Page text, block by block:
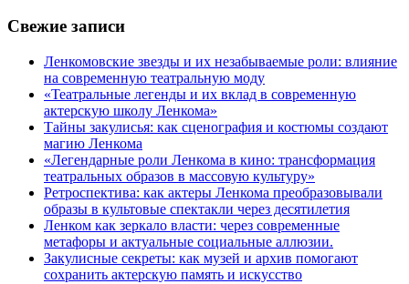
Свежие записи
Ленкомовские звезды и их незабываемые роли: влияние
на современную театральную моду
«Театральные легенды и их вклад в современную
актерскую школу Ленкома»
Тайны закулисья: как сценография и костюмы создают
магию Ленкома
«Легендарные роли Ленкома в кино: трансформация
театральных образов в массовую культуру»
Ретроспектива: как актеры Ленкома преобразовывали
образы в культовые спектакли через десятилетия
Ленком как зеркало власти: через современные
метафоры и актуальные социальные аллюзии.
Закулисные секреты: как музей и архив помогают
сохранить актерскую память и искусство